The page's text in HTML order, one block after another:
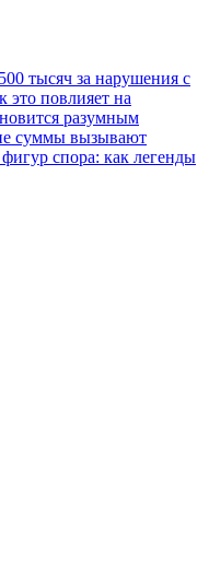
тысяч за нарушения с
повлияет на
разумным
суммы вызывают
спора: как легенды